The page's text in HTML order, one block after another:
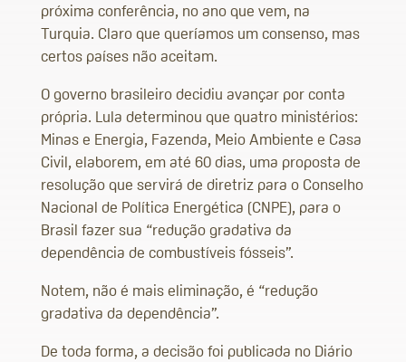
próxima conferência, no ano que vem, na
Turquia. Claro que queríamos um consenso, mas
certos países não aceitam.
O governo brasileiro decidiu avançar por conta
própria. Lula determinou que quatro ministérios:
Minas e Energia, Fazenda, Meio Ambiente e Casa
Civil, elaborem, em até 60 dias, uma proposta de
resolução que servirá de diretriz para o Conselho
Nacional de Política Energética (CNPE), para o
Brasil fazer sua “redução gradativa da
dependência de combustíveis fósseis”.
Notem, não é mais eliminação, é “redução
gradativa da dependência”.
De toda forma, a decisão foi publicada no Diário